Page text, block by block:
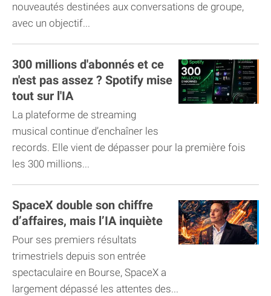
nouveautés destinées aux conversations de groupe,
avec un objectif...
300 millions d'abonnés et ce
n'est pas assez ? Spotify mise
tout sur l'IA
La plateforme de streaming
musical continue d’enchaîner les
records. Elle vient de dépasser pour la première fois
les 300 millions...
SpaceX double son chiffre
d’affaires, mais l’IA inquiète
Pour ses premiers résultats
trimestriels depuis son entrée
spectaculaire en Bourse, SpaceX a
largement dépassé les attentes des...